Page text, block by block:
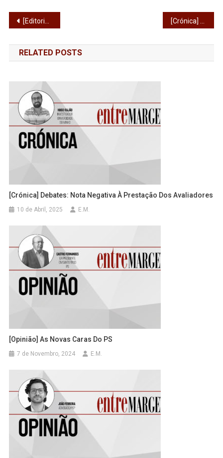
Navegação
de
artigos
[Editorial] A reforma das reformas e a esperança de vida [Crónica] Quem ganha 2000 euros brutos é rico? Não, sim, talvez, depende…[
RELATED POSTS
[Crónica] Debates: Nota Negativa À Prestação Dos Avaliadores
10 de Abril, 2025 E.M.
[Opinião] As Novas Caras Do PS
7 de Novembro, 2024 E.M.